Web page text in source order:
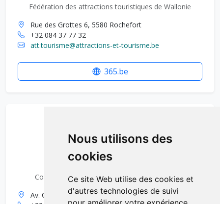
Nous utilisons des
cookies
Ce site Web utilise des cookies et
d'autres technologies de suivi
Fédération des attractions touristiques de Wallonie
Rue des Grottes 6, 5580 Rochefort
+32 084 37 77 32
att.tourisme@attractions-et-tourisme.be
365.be
VisitWallonia
Commissariat général au Tourisme de Wallonie
Av. Comte de Smet de Nayer 14, 5000 Namur